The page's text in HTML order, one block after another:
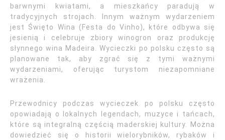
barwnymi kwiatami, a mieszkańcy paradują w
tradycyjnych strojach. Innym ważnym wydarzeniem
jest Święto Wina (Festa do Vinho), które odbywa się
jesienią i celebruje zbiory winogron oraz produkcję
słynnego wina Madeira. Wycieczki po polsku często są
planowane tak, aby zgrać się z tymi ważnymi
wydarzeniami, oferując turystom niezapomniane
wrażenia.
Przewodnicy podczas wycieczek po polsku często
opowiadają o lokalnych legendach, muzyce i tańcach,
które są integralną częścią maderskiej kultury. Można
dowiedzieć się o historii wielorybników, rybaków i